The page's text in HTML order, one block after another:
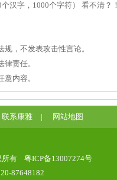
个汉字，1000个字符） 看不清？！
，不发表攻击性言论。
责任。
内容。
联系康雅 | 网站地图
所有
粤ICP备13007274号
87648182